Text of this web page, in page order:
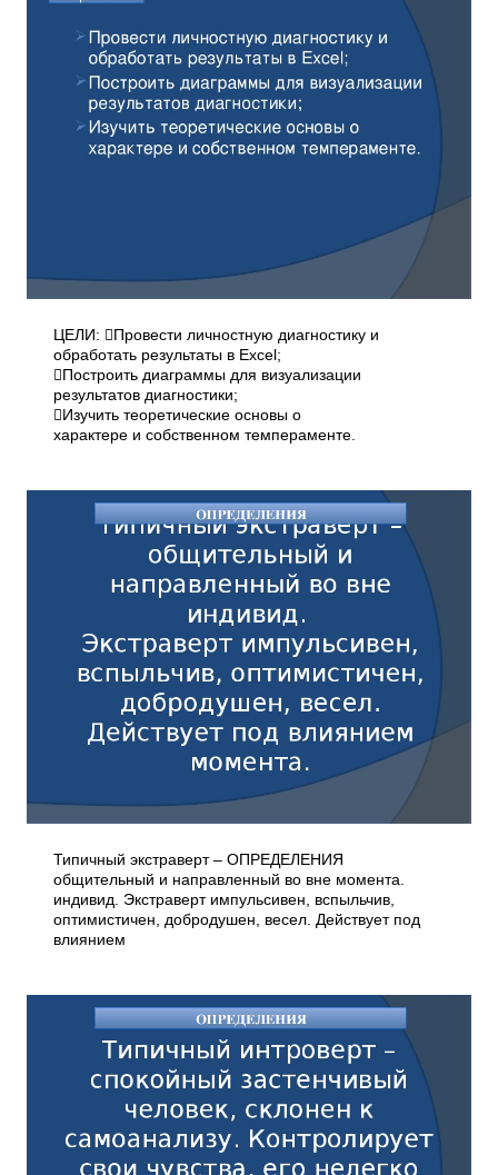
ЦЕЛИ: Провести личностную диагностику и
обработать результаты в Excel;
Построить диаграммы для визуализации
результатов диагностики;
Изучить теоретические основы о
характере и собственном темпераменте.
Типичный экстраверт – ОПРЕДЕЛЕНИЯ
общительный и направленный во вне момента.
индивид. Экстраверт импульсивен, вспыльчив,
оптимистичен, добродушен, весел. Действует под
влиянием